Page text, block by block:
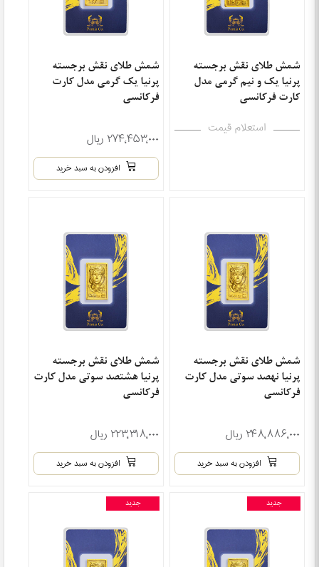
شمش طلای نقش برجسته
پرنیا یک و نیم گرمی مدل
کارت فرکانسی
استعلام قیمت
شمش طلای نقش برجسته
پرنیا یک گرمی مدل کارت
فرکانسی
۲۷۴٬۴۵۳٬۰۰۰ ریال
افزودن به سبد خرید
شمش طلای نقش برجسته
پرنیا نهصد سوتی مدل کارت
فرکانسی
۲۴۸٬۸۸۶٬۰۰۰ ریال
افزودن به سبد خرید
شمش طلای نقش برجسته
پرنیا هشتصد سوتی مدل کارت
فرکانسی
۲۲۳٬۳۱۸٬۰۰۰ ریال
افزودن به سبد خرید
جدید جدید